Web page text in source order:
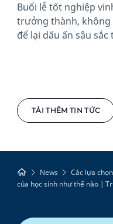
TẢI THÊM TIN TỨC
Buổi lễ tốt nghiệp
trưởng thành,
để lại dấu ấn sâu
News
Các lựa
của học sinh như thế nào |